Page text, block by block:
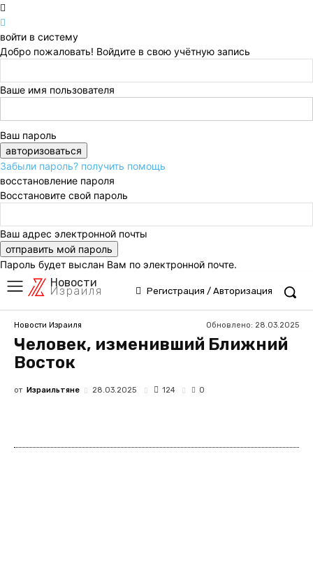
войти в систему
Добро пожаловать! Войдите в свою учётную запись
Ваше имя пользователя
Ваш пароль
Забыли пароль? получить помощь
восстановление пароля
Восстановите свой пароль
Ваш адрес электронной почты
Пароль будет выслан Вам по электронной почте.
Новости
Израиля Регистрация / Авторизация
Новости Израиля Обновлено: 28.03.2025
Человек, изменивший Ближний
Восток
от Израильтяне 28.03.2025 124 0